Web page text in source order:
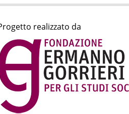
realizzato da